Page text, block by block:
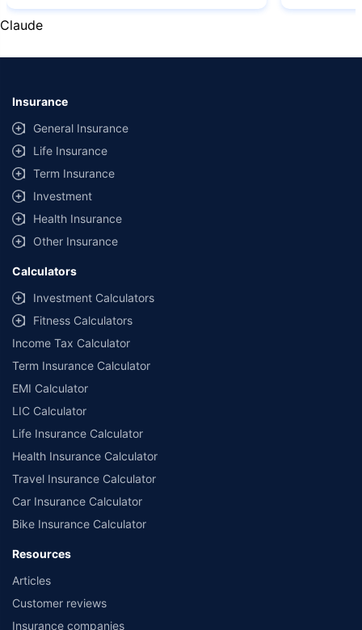
Claude
Insurance
General Insurance
Life Insurance
Term Insurance
Investment
Health Insurance
Other Insurance
Calculators
Investment Calculators
Fitness Calculators
Income Tax Calculator
Term Insurance Calculator
EMI Calculator
LIC Calculator
Life Insurance Calculator
Health Insurance Calculator
Travel Insurance Calculator
Car Insurance Calculator
Bike Insurance Calculator
Resources
Articles
Customer reviews
Insurance companies